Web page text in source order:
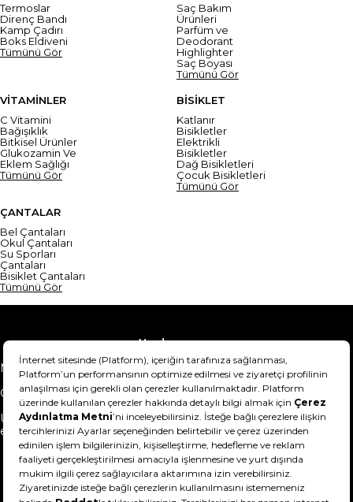
Termoslar
Direnç Bandı
Kamp Çadırı
Boks Eldiveni
Tümünü Gör
Saç Bakım
Ürünleri
Parfüm ve
Deodorant
Highlighter
Saç Boyası
Tümünü Gör
VİTAMİNLER
C Vitamini
Bağışıklık
Bitkisel Ürünler
Glukozamin Ve
Eklem Sağlığı
Tümünü Gör
BİSİKLET
Katlanır
Bisikletler
Elektrikli
Bisikletler
Dağ Bisikletleri
Çocuk Bisikletleri
Tümünü Gör
ÇANTALAR
Bel Çantaları
Okul Çantaları
Su Sporları
Çantaları
Bisiklet Çantaları
Tümünü Gör
Yardım
Mesafeli Satış Sözleşmesi
Teslimat Bilgisi
Gizlilik Sözleşmesi
Şartlar & Koşullar
Ürünümü nasıl iade
edebilirim?
Hakkımızda